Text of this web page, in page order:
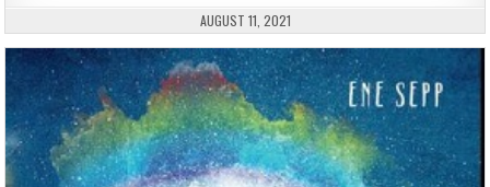
PUBLISHED DATE:
AUGUST 11, 2021